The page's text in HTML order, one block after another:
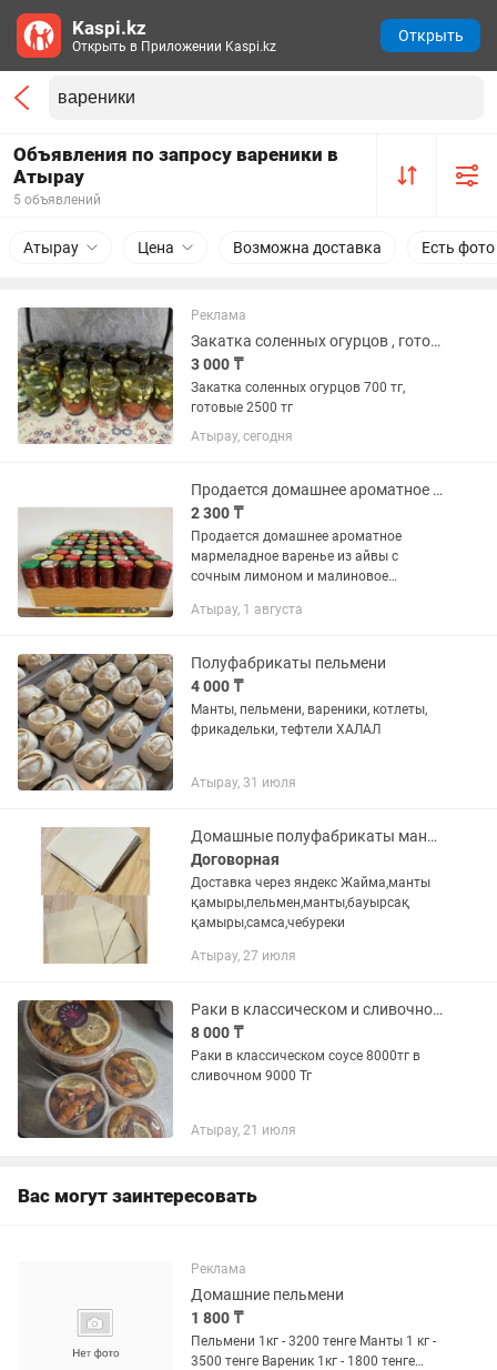
Объявления по запросу вареники в
Атырау
5 объявлений
Атырау Цена Возможна доставка Есть фото
Реклама
Закатка соленных огурцов , готовые 2 л, 3л
3 000 ₸
Закатка соленных огурцов 700 тг,
готовые 2500 тг
Атырау, сегодня
Продается домашнее ароматное варенье из айвы с лимоном и малиновое варенье
2 300 ₸
Продается домашнее ароматное
мармеладное варенье из айвы с
сочным лимоном и малиновое
читаю, лучше звоните или пишите мне
Атырау, 1 августа
Полуфабрикаты пельмени
4 000 ₸
Манты, пельмени, вареники, котлеты,
фрикадельки, тефтели ХАЛАЛ
Атырау, 31 июля
Домашные полуфабрикаты манты
Договорная
Доставка через яндекс Жайма,манты
қамыры,пельмен,манты,бауырсақ
қамыры,самса,чебуреки
Атырау, 27 июля
Раки в классическом и сливочном соусах
8 000 ₸
Раки в классическом соусе 8000тг в
сливочном 9000 Тг
Атырау, 21 июля
Вас могут заинтересовать
Реклама
Домашние пельмени
1 800 ₸
Пельмени 1кг - 3200 тенге Манты 1 кг -
3500 тенге Вареник 1кг - 1800 тенге
Kaspi.kz
Открыть в Приложении Kaspi.kz
Открыть